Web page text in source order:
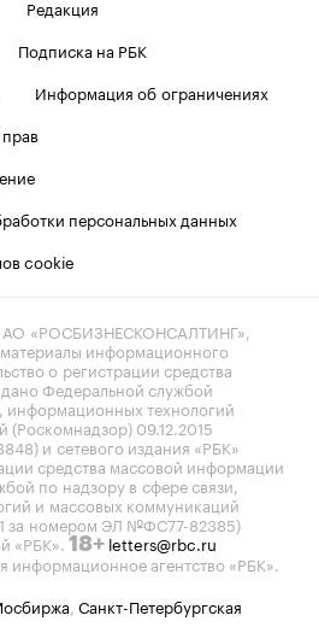
Редакция
Подписка на РБК
Информация об ограничениях
персональных данных
cookie
«РОСБИЗНЕСКОНСАЛТИНГ»,
информационного
о регистрации средства
Федеральной службой
информационных технологий
09.12.2015
и сетевого издания «РБК»
средства массовой информации
по надзору в сфере связи,
и массовых коммуникаций
за номером ЭЛ №ФС77-82385)
«РБК». 18+ letters@rbc.ru
информационное агентство «РБК».
, Санкт-Петербургская